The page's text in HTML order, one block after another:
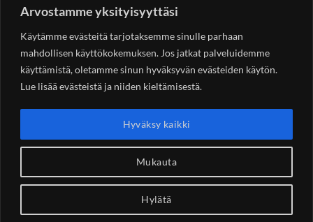
Arvostamme yksityisyyttäsi
Käytämme evästeitä tarjotaksemme sinulle parhaan
mahdollisen käyttökokemuksen. Jos jatkat palveluidemme
käyttämistä, oletamme sinun hyväksyvän evästeiden käytön.
Lue lisää evästeistä ja niiden kieltämisestä.
Mukauta
Hylätä
Hyväksy kaikki
YHTEYSTIEDOT
Helsingin Rakennuskonevuokraus OySotungintie 449,
00890 Helsinki 0400 99 53 63
asiakaspalvelu@rakennuskonevuokraus.fi
Rakennuskonevuokraus.fi